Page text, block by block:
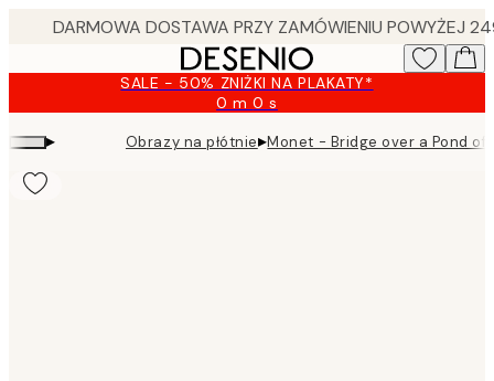
SALE - 50% ZNIŻKI NA PLAKATY*
0 m0 s
Ważny
do:
2026-
▸ Obrazy na płótnie▸Monet - Bridge over a Pond of